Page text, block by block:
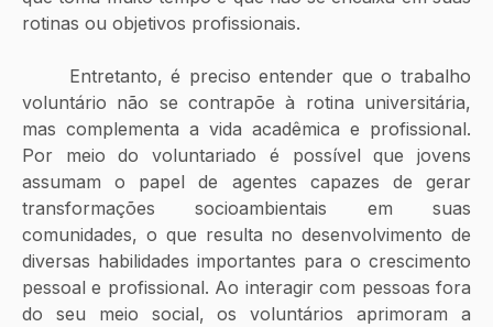
rotinas ou objetivos profissionais.
voluntário não se contrapõe à rotina universitária,
mas complementa a vida acadêmica e profissional.
Por meio do voluntariado é possível que jovens
assumam o papel de agentes capazes de gerar
transformações socioambientais em suas
comunidades, o que resulta no desenvolvimento de
diversas habilidades importantes para o crescimento
pessoal e profissional. Ao interagir com pessoas fora
do seu meio social, os voluntários aprimoram a